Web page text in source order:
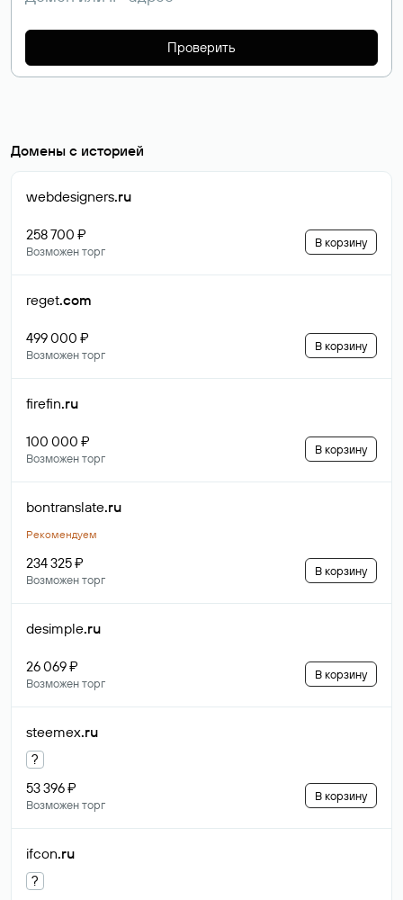
Проверить
Домены с историей
webdesigners.ru
258 700 ₽
Возможен торг
В корзину
reget.com
499 000 ₽
Возможен торг
В корзину
firefin.ru
100 000 ₽
Возможен торг
В корзину
bontranslate.ru
Рекомендуем
234 325 ₽
Возможен торг
В корзину
desimple.ru
26 069 ₽
Возможен торг
В корзину
steemex.ru
?
53 396 ₽
Возможен торг
В корзину
ifcon.ru
?